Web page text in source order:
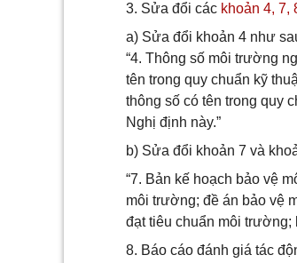
3. Sửa đổi các khoản 4, 7,
a) Sửa đổi khoản 4 như
“4. Thông số môi trường
tên trong quy chuẩn kỹ
thông số có tên trong quy
Nghị định này.”
b) Sửa đổi khoản 7 và
“7. Bản kế hoạch bảo vệ
môi trường; đề án bảo vệ
đạt tiêu chuẩn môi trường;
8. Báo cáo đánh giá tác